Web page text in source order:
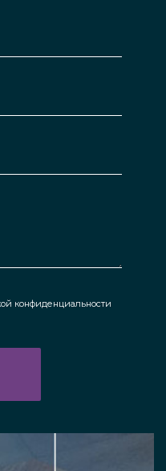
конфиденциальности